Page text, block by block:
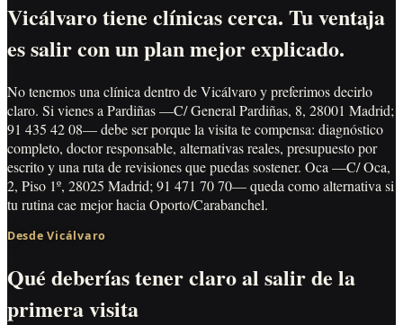
Vicálvaro tiene clínicas cerca. Tu ventaja
es salir con un plan mejor explicado.
No tenemos una clínica dentro de Vicálvaro y preferimos decirlo
claro. Si vienes a Pardiñas —C/ General Pardiñas, 8, 28001 Madrid;
91 435 42 08— debe ser porque la visita te compensa: diagnóstico
completo, doctor responsable, alternativas reales, presupuesto por
escrito y una ruta de revisiones que puedas sostener. Oca —C/ Oca,
2, Piso 1º, 28025 Madrid; 91 471 70 70— queda como alternativa si
tu rutina cae mejor hacia Oporto/Carabanchel.
Desde Vicálvaro
Qué deberías tener claro al salir de la
primera visita